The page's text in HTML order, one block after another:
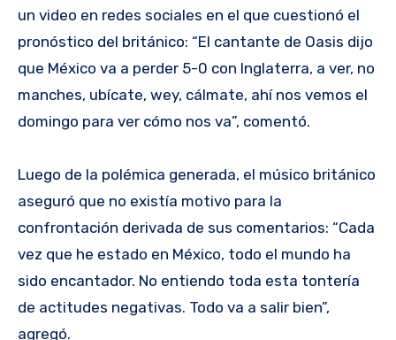
un video en redes sociales en el que cuestionó el
pronóstico del británico: “El cantante de Oasis dijo
que México va a perder 5-0 con Inglaterra, a ver, no
manches, ubícate, wey, cálmate, ahí nos vemos el
domingo para ver cómo nos va”, comentó.
Luego de la polémica generada, el músico británico
aseguró que no existía motivo para la
confrontación derivada de sus comentarios: “Cada
vez que he estado en México, todo el mundo ha
sido encantador. No entiendo toda esta tontería
de actitudes negativas. Todo va a salir bien”,
agregó.